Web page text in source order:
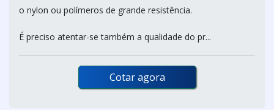
o nylon ou polímeros de grande resistência.
É preciso atentar-se também a qualidade do pr...
Cotar agora